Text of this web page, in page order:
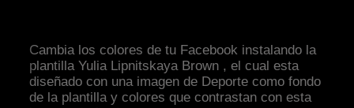
Cambia los colores de tu Facebook instalando la
plantilla Yulia Lipnitskaya Brown , el cual esta
diseñado con una imagen de Deporte como fondo
de la plantilla y colores que contrastan con esta